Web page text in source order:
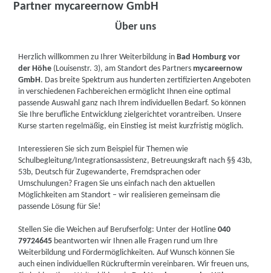
Partner mycareernow GmbH
Über uns
Herzlich willkommen zu Ihrer Weiterbildung inBad Homburg vor
der Höhe (Louisenstr. 3), am Standort des Partnersmycareernow
GmbH. Das breite Spektrum aus hunderten zertifizierten Angeboten
in verschiedenen Fachbereichen ermöglicht Ihnen eine optimal
passende Auswahl ganz nach Ihrem individuellen Bedarf. So können
Sie Ihre berufliche Entwicklung zielgerichtet vorantreiben. Unsere
Kurse starten regelmäßig, ein Einstieg ist meist kurzfristig möglich.
Interessieren Sie sich zum Beispiel für Themen wie
Schulbegleitung/Integrationsassistenz, Betreuungskraft nach §§ 43b,
53b, Deutsch für Zugewanderte, Fremdsprachen oder
Umschulungen? Fragen Sie uns einfach nach den aktuellen
Möglichkeiten am Standort – wir realisieren gemeinsam die
passende Lösung für Sie!
Stellen Sie die Weichen auf Berufserfolg: Unter der Hotline040
79724645 beantworten wir Ihnen alle Fragen rund um Ihre
Weiterbildung und Fördermöglichkeiten. Auf Wunsch können Sie
auch einen individuellen Rückruftermin vereinbaren. Wir freuen uns,